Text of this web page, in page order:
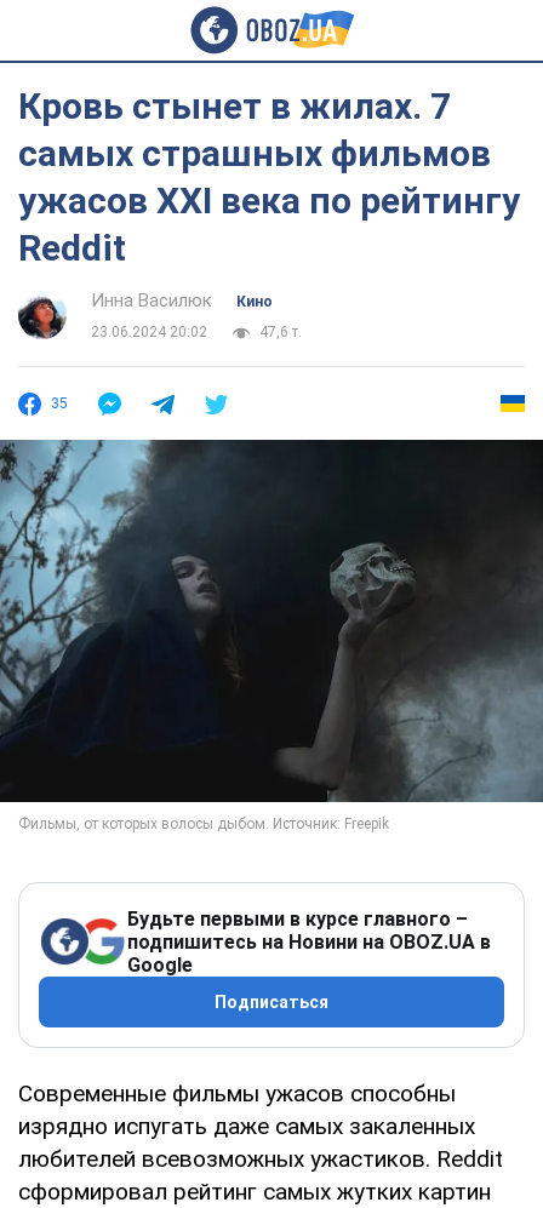
Кровь стынет в жилах. 7
самых страшных фильмов
ужасов XXI века по рейтингу
Reddit
Инна Василюк
Кино
23.06.2024 20:02
47,6 т.
35
Будьте первыми в курсе главного –
подпишитесь на Новини на OBOZ.UA в
Google
Подписаться
Современные фильмы ужасов способны
изрядно испугать даже самых закаленных
любителей всевозможных ужастиков. Reddit
сформировал рейтинг самых жутких картин